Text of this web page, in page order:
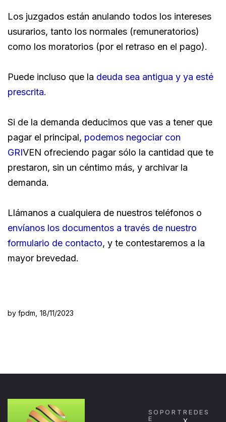
Los juzgados están anulando todos los intereses
usurarios, tanto los normales (remuneratorios)
como los moratorios (por el retraso en el pago).
Puede incluso que la deuda sea antigua y ya esté
prescrita.
Si de la demanda deducimos que vas a tener que
pagar el principal, podemos negociar con
GRIVEN ofreciendo pagar sólo la cantidad que te
prestaron, sin un céntimo más, y archivar la
demanda.
Llámanos a cualquiera de nuestros teléfonos o
envíanos los documentos a través de nuestro
formulario de contacto, y te contestaremos a la
mayor brevedad.
by fpdm, 18/11/2023
SOPORT
E
REDES